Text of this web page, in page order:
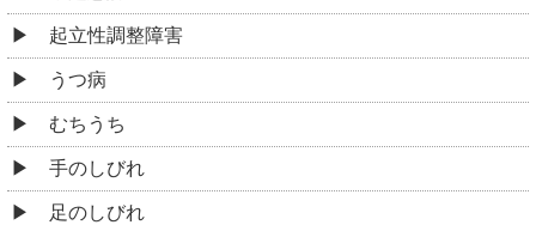
起立性調整障害
うつ病
むちうち
手のしびれ
足のしびれ